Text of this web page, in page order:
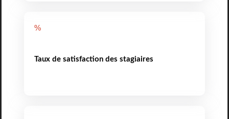
%
Taux de satisfaction des stagiaires